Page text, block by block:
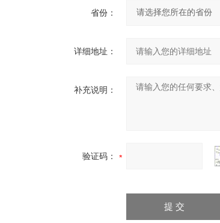
省份：
详细地址：
补充说明：
验证码：